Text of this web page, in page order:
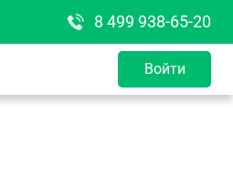
8 499 938-65-20
Войти